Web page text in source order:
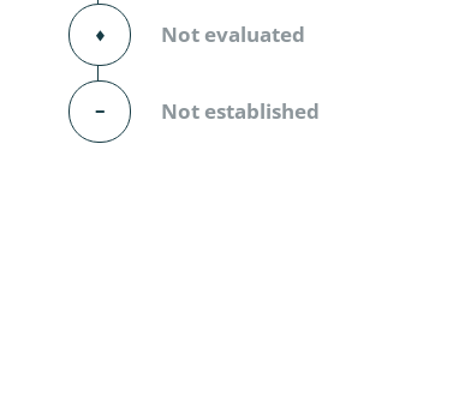
⬧ Not evaluated
– Not established